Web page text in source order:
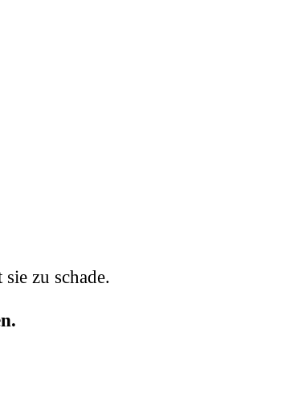
zu schade.